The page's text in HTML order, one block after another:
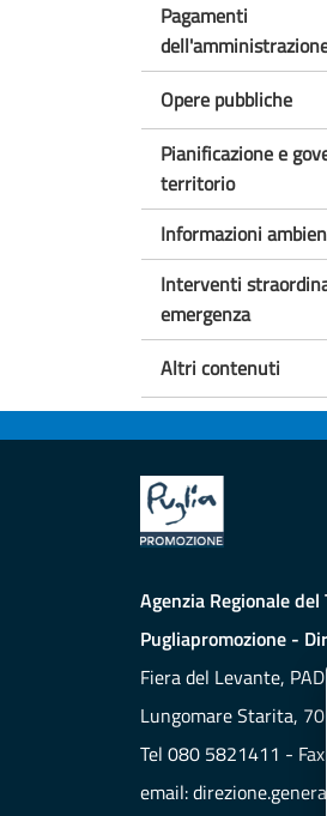
Pagamenti
Opere pubbliche
Pianificazione e
territorio
Informazioni
Interventi
emergenza
Altri contenuti
Agenzia Regionale del
Pugliapromozione -
Fiera del Levante, PAD.
Lungomare Starita,
Tel 080 5821411 -
email: